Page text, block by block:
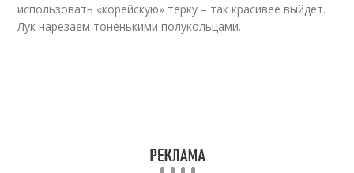
использовать «корейскую» терку – так красивее выйдет.
Лук нарезаем тоненькими полукольцами.